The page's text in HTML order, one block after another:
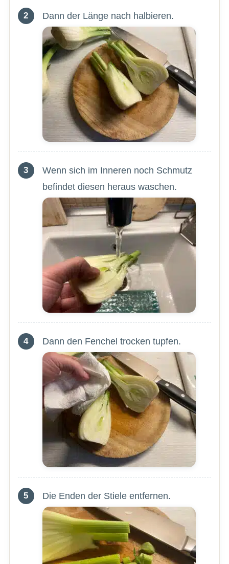
Dann der Länge nach halbieren.
Wenn sich im Inneren noch Schmutz
befindet diesen heraus waschen.
Dann den Fenchel trocken tupfen.
Die Enden der Stiele entfernen.